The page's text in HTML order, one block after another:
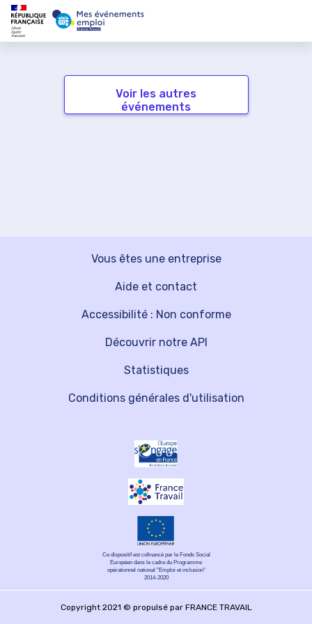
Voir les autres
événements
Vous êtes une entreprise
Découvrir notre API
Aide et contact
Statistiques
Accessibilité : Non conforme
Conditions générales d'utilisation
Ce dispositif est cofinancé par le Fonds Social
Européen dans le cadre du Programme
opérationnel national "Emploi et inclusion"
2014-2020
Copyright 2021 © propulsé par FRANCE TRAVAIL